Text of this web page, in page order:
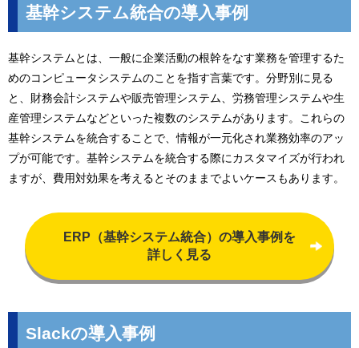
基幹システム統合の導入事例
基幹システムとは、一般に企業活動の根幹をなす業務を管理するた
めのコンピュータシステムのことを指す言葉です。分野別に見る
と、財務会計システムや販売管理システム、労務管理システムや生
産管理システムなどといった複数のシステムがあります。これらの
基幹システムを統合することで、情報が一元化され業務効率のアッ
プが可能です。基幹システムを統合する際にカスタマイズが行われ
ますが、費用対効果を考えるとそのままでよいケースもあります。
ERP（基幹システム統合）の導入事例を
詳しく見る
Slackの導入事例